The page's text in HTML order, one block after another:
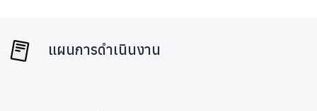
styles of Karen people. A volunteer joining this project
could teach Thai language to hill tribe kids and support
แผนการดำเนินงาน